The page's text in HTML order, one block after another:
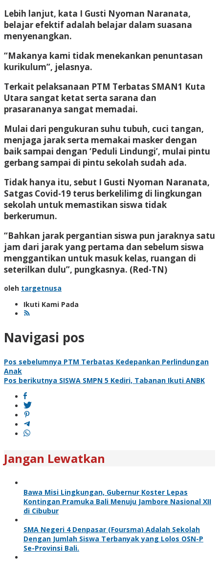
Lebih lanjut, kata I Gusti Nyoman Naranata,
belajar efektif adalah belajar dalam suasana
menyenangkan.
“Makanya kami tidak menekankan penuntasan
kurikulum”, jelasnya.
Terkait pelaksanaan PTM Terbatas SMAN1 Kuta
Utara sangat ketat serta sarana dan
prasarananya sangat memadai.
Mulai dari pengukuran suhu tubuh, cuci tangan,
menjaga jarak serta memakai masker dengan
baik sampai dengan ‘Peduli Lindungi’, mulai pintu
gerbang sampai di pintu sekolah sudah ada.
Tidak hanya itu, sebut I Gusti Nyoman Naranata,
Satgas Covid-19 terus berkelilimg di lingkungan
sekolah untuk memastikan siswa tidak
berkerumun.
“Bahkan jarak pergantian siswa pun jaraknya satu
jam dari jarak yang pertama dan sebelum siswa
menggantikan untuk masuk kelas, ruangan di
seterilkan dulu”, pungkasnya. (Red-TN)
oleh targetnusa
Ikuti Kami Pada
Navigasi pos
Pos sebelumnya PTM Terbatas Kedepankan Perlindungan
Anak
Pos berikutnya SISWA SMPN 5 Kediri, Tabanan Ikuti ANBK
Jangan Lewatkan
Bawa Misi Lingkungan, Gubernur Koster Lepas
Kontingan Pramuka Bali Menuju Jambore Nasional XII
di Cibubur
SMA Negeri 4 Denpasar (Foursma) Adalah Sekolah
Dengan Jumlah Siswa Terbanyak yang Lolos OSN-P
Se-Provinsi Bali.